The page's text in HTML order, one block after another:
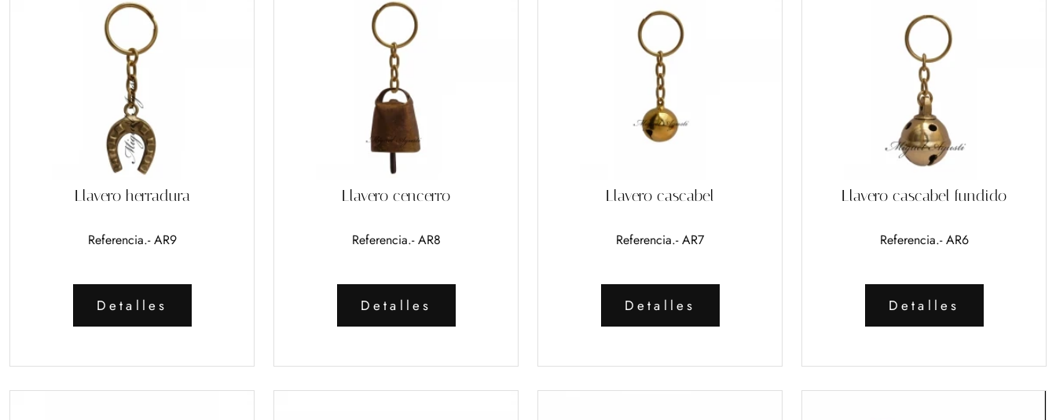
Llavero herradura
Referencia.- AR9
Detalles
Llavero cencerro
Referencia.- AR8
Detalles
Llavero cascabel
Referencia.- AR7
Detalles
Llavero cascabel fundido
Referencia.- AR6
Detalles